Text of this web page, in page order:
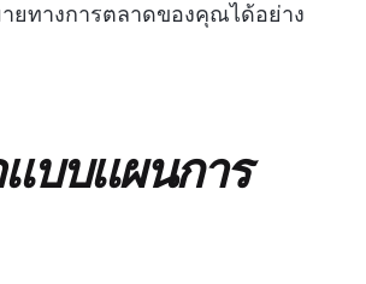
ยทางการตลาดของคุณได้อย่าง
บบแผนการ